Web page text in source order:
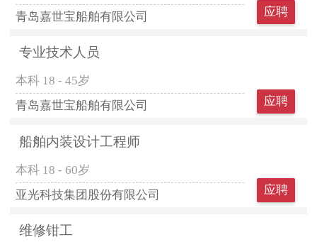
青岛嘉世宝船舶有限公司
应聘
专业技术人员
本科 18 - 45岁
青岛嘉世宝船舶有限公司
应聘
船舶内装设计工程师
本科 18 - 60岁
亚光科技集团股份有限公司
应聘
维修钳工